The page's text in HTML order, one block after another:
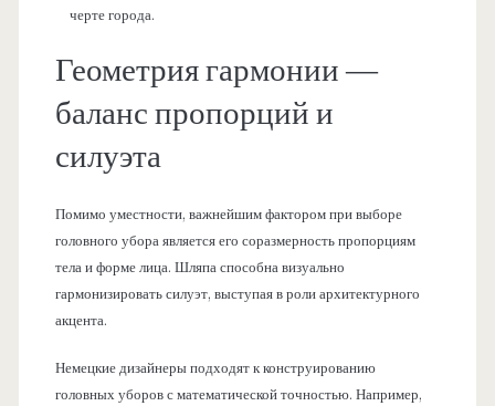
черте города.
Геометрия гармонии —
баланс пропорций и
силуэта
Помимо уместности, важнейшим фактором при выборе
головного убора является его соразмерность пропорциям
тела и форме лица. Шляпа способна визуально
гармонизировать силуэт, выступая в роли архитектурного
акцента.
Немецкие дизайнеры подходят к конструированию
головных уборов с математической точностью. Например,